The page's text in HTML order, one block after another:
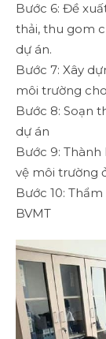
Bước 6: Đề
thải, thu gom
dự án.
Bước 7: Xây
môi trường
Bước 8: Soạn
dự án
Bước 9:
vệ môi trường
Bước 10:
BVMT